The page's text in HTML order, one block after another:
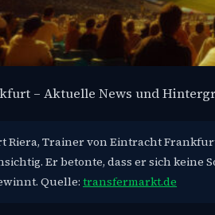
– Aktuelle News und
Riera, Trainer von Eintracht
Er betonte, dass er sich keine
Quelle: transfermarkt.de